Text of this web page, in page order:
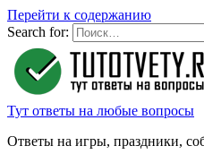
Перейти к содержанию
Search for:
Тут ответы на любые вопросы
Ответы на игры, праздники,